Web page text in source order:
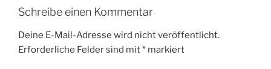
Schreibe einen Kommentar
Deine E-Mail-Adresse wird nicht veröffentlicht.
Erforderliche Felder sind mit* markiert